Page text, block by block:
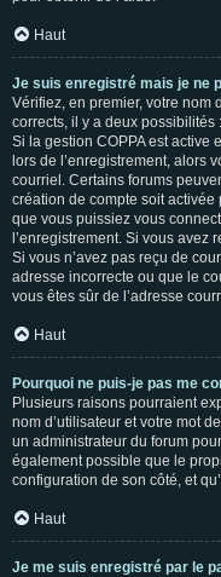
Haut
Je suis enregistré mais je ne
Vérifiez, en premier, votre nom
corrects, il y a deux possibilités :
Si la gestion COPPA est active
lors de l’enregistrement, alors
courriel. Certains forums
création de compte soit
que vous puissiez vous
l’enregistrement. Si vous avez
Si vous n’avez pas reçu de
adresse incorrecte ou que le
vous êtes sûr de l’adresse
Haut
Pourquoi ne puis-je pas me
Plusieurs raisons pourraient
nom d’utilisateur et votre mot
un administrateur du forum
également possible que le
configuration de son côté, et
Haut
Je me suis enregistré par le